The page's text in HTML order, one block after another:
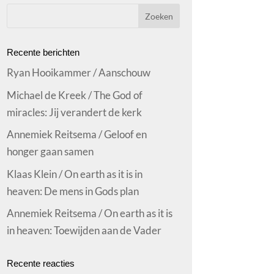
Recente berichten
Ryan Hooikammer / Aanschouw
Michael de Kreek / The God of
miracles: Jij verandert de kerk
Annemiek Reitsema / Geloof en
honger gaan samen
Klaas Klein / On earth as it is in
heaven: De mens in Gods plan
Annemiek Reitsema / On earth as it is
in heaven: Toewijden aan de Vader
Recente reacties